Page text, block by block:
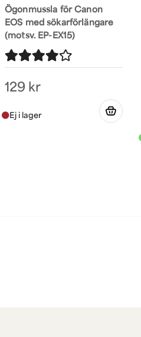
Ögonmussla för Canon
EOS med sökarförlängare
(motsv. EP-EX15)
129 kr